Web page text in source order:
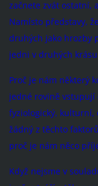
začnete zvát ostatní,
Namísto představy,
druhých jako hrozby
jedni v druhých
Proč je nám některý
jedné rovině vstupují
fyziologický, kulturní,
žádný z těchto
proč je nám něco
Když nejsme v